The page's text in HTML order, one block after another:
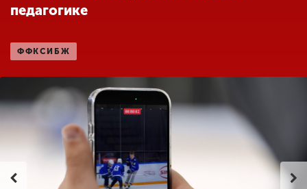
Другие виды
Сведения об
образовательной
организации
педагогике
ФФКСИБЖ